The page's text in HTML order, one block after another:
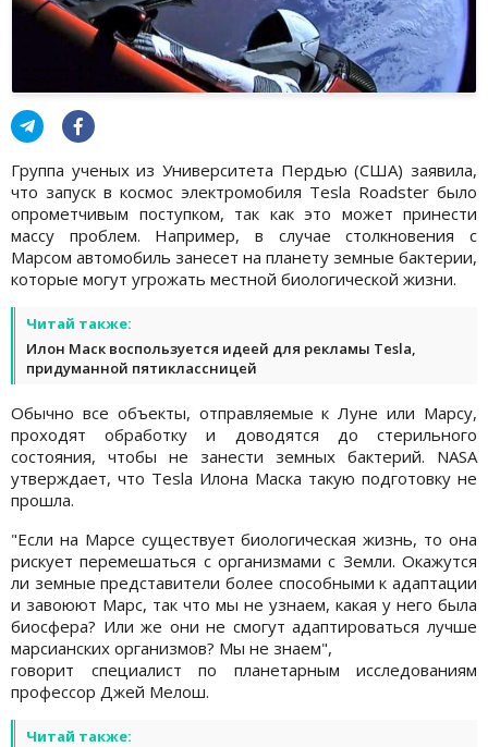
Группа ученых из Университета Пердью (США) заявила,
что запуск в космос электромобиля Tesla Roadster было
опрометчивым поступком, так как это может принести
массу проблем. Например, в случае столкновения с
Марсом автомобиль занесет на планету земные бактерии,
которые могут угрожать местной биологической жизни.
Читай также:
Илон Маск воспользуется идеей для рекламы Tesla,
придуманной пятиклассницей
Обычно все объекты, отправляемые к Луне или Марсу,
проходят обработку и доводятся до стерильного
состояния, чтобы не занести земных бактерий. NASA
утверждает, что Tesla Илона Маска такую подготовку не
прошла.
"Если на Марсе существует биологическая жизнь, то она
рискует перемешаться с организмами с Земли. Окажутся
ли земные представители более способными к адаптации
и завоюют Марс, так что мы не узнаем, какая у него была
биосфера? Или же они не смогут адаптироваться лучше
марсианских организмов? Мы не знаем",
говорит специалист по планетарным исследованиям
профессор Джей Мелош.
Читай также: